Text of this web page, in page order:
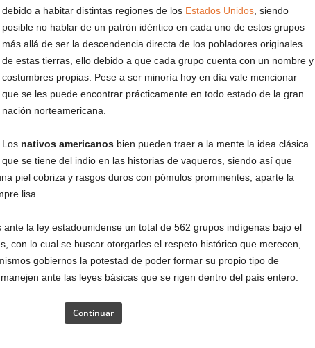
debido a habitar distintas regiones de los Estados Unidos, siendo
posible no hablar de un patrón idéntico en cada uno de estos grupos
más allá de ser la descendencia directa de los pobladores originales
de estas tierras, ello debido a que cada grupo cuenta con un nombre y
costumbres propias. Pese a ser minoría hoy en día vale mencionar
que se les puede encontrar prácticamente en todo estado de la gran
nación norteamericana.
Los nativos americanosbien pueden traer a la mente la idea clásica
que se tiene del indio en las historias de vaqueros, siendo así que
piel cobriza y rasgos duros con pómulos prominentes, aparte la
lisa.
la ley estadounidense un total de 562 grupos indígenas bajo el
con lo cual se buscar otorgarles el respeto histórico que merecen,
gobiernos la potestad de poder formar su propio tipo de
ante las leyes básicas que se rigen dentro del país entero.
Continuar